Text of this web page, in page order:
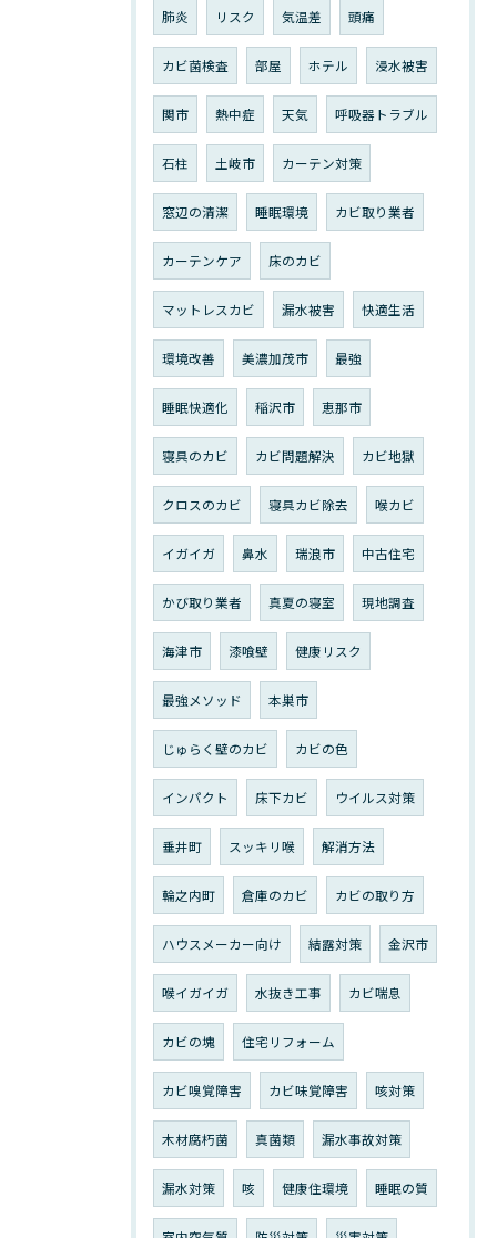
肺炎 リスク 気温差 頭痛
カビ菌検査 部屋 ホテル 浸水被害
関市 熱中症 天気 呼吸器トラブル
石柱 土岐市 カーテン対策
窓辺の清潔 睡眠環境 カビ取り業者
カーテンケア 床のカビ
マットレスカビ 漏水被害 快適生活
環境改善 美濃加茂市 最強
睡眠快適化 稲沢市 恵那市
寝具のカビ カビ問題解決 カビ地獄
クロスのカビ 寝具カビ除去 喉カビ
イガイガ 鼻水 瑞浪市 中古住宅
かび取り業者 真夏の寝室 現地調査
海津市 漆喰壁 健康リスク
最強メソッド 本巣市
じゅらく壁のカビ カビの色
インパクト 床下カビ ウイルス対策
垂井町 スッキリ喉 解消方法
輪之内町 倉庫のカビ カビの取り方
ハウスメーカー向け 結露対策 金沢市
喉イガイガ 水抜き工事 カビ喘息
カビの塊 住宅リフォーム
カビ嗅覚障害 カビ味覚障害 咳対策
木材腐朽菌 真菌類 漏水事故対策
漏水対策 咳 健康住環境 睡眠の質